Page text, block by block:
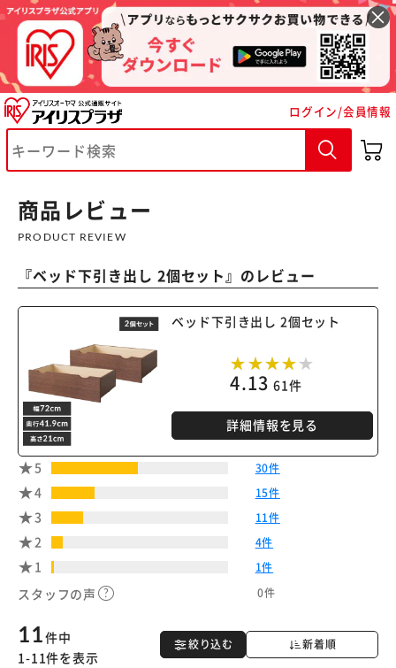
ログイン/会員情報
商品レビュー
PRODUCT REVIEW
『ベッド下引き出し 2個セット』のレビュー
ベッド下引き出し 2個セット
4.13 61件
詳細情報を見る
5 30件
4 15件
3 11件
2 4件
1 1件
スタッフの声 0件
絞り込む 新着順
11件中
1-11件を表示
※ご確認ください
カートに入れる 購入手続きへ